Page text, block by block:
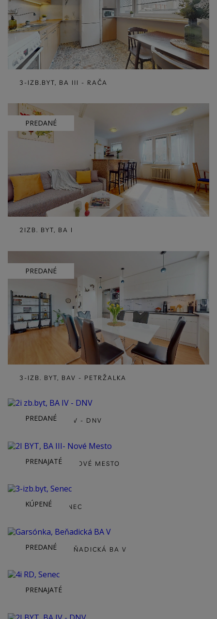
3-IZB.BYT, BA III - RAČA
2IZB. BYT, BA I
PREDANÉ
3-IZB. BYT, BAV - PETRŽALKA
PREDANÉ
2I ZB.BYT, BA IV - DNV
PREDANÉ
2I BYT, BA III- NOVÉ MESTO
PRENAJATÉ
3-IZB.BYT, SENEC
KÚPENÉ
GARSÓNKA, BEŇADICKÁ BA V
PREDANÉ
4I RD, SENEC
PRENAJATÉ